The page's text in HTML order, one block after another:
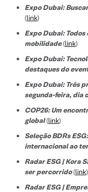
Expo Dubai:
(link)
Expo Dubai:
mobilidade(link)
Expo Dubai:
destaques do
Expo Dubai: Três
segunda-feira, dia
COP26: Um
global(link)
Seleção BDRs
internacional ao
Radar ESG | Kora
ser percorrido(link)
Radar ESG |